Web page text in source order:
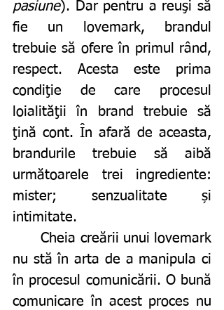
pasiune). Dar pentru a reuşi să
fie un lovemark, brandul
trebuie să ofere în primul rând,
respect. Acesta este prima
condiţie de care procesul
loialităţii în brand trebuie să
ţină cont. În afară de aceasta,
brandurile trebuie să aibă
următoarele trei ingrediente:
mister; senzualitate și
intimitate.
	Cheia creării unui lovemark
nu stă în arta de a manipula ci
în procesul comunicării. O bună
comunicare în acest proces nu